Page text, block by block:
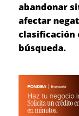
abandonar
afectar
clasificación
búsqueda.